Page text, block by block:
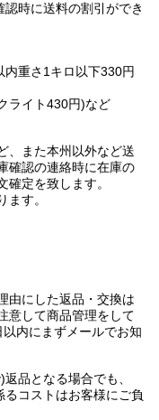
時に送料の割引ができ
重さ1キロ以下330円
ライト430円)など
、また本州以外など送
確認の連絡時に在庫の
定を致します。
す。
由にした返品・交換は
意して商品管理をして
内にまずメールでお知
品となる場合でも、
コストはお客様にご負